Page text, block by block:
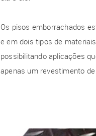
Os pisos emborrachados
e em dois tipos de
possibilitando aplicações
apenas um revestimento